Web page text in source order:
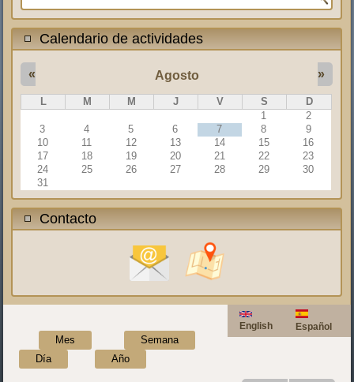
Calendario de actividades
Agosto
« »
L M M J V S
D
1
2
3
4 5 6 7 8
9
10
11 12 13 14 15
16
17
18 19 20 21 22
23
24
25 26 27 28 29
30
31
Contacto
Español
English
Mes (solapa activa)Semana
Día
Año